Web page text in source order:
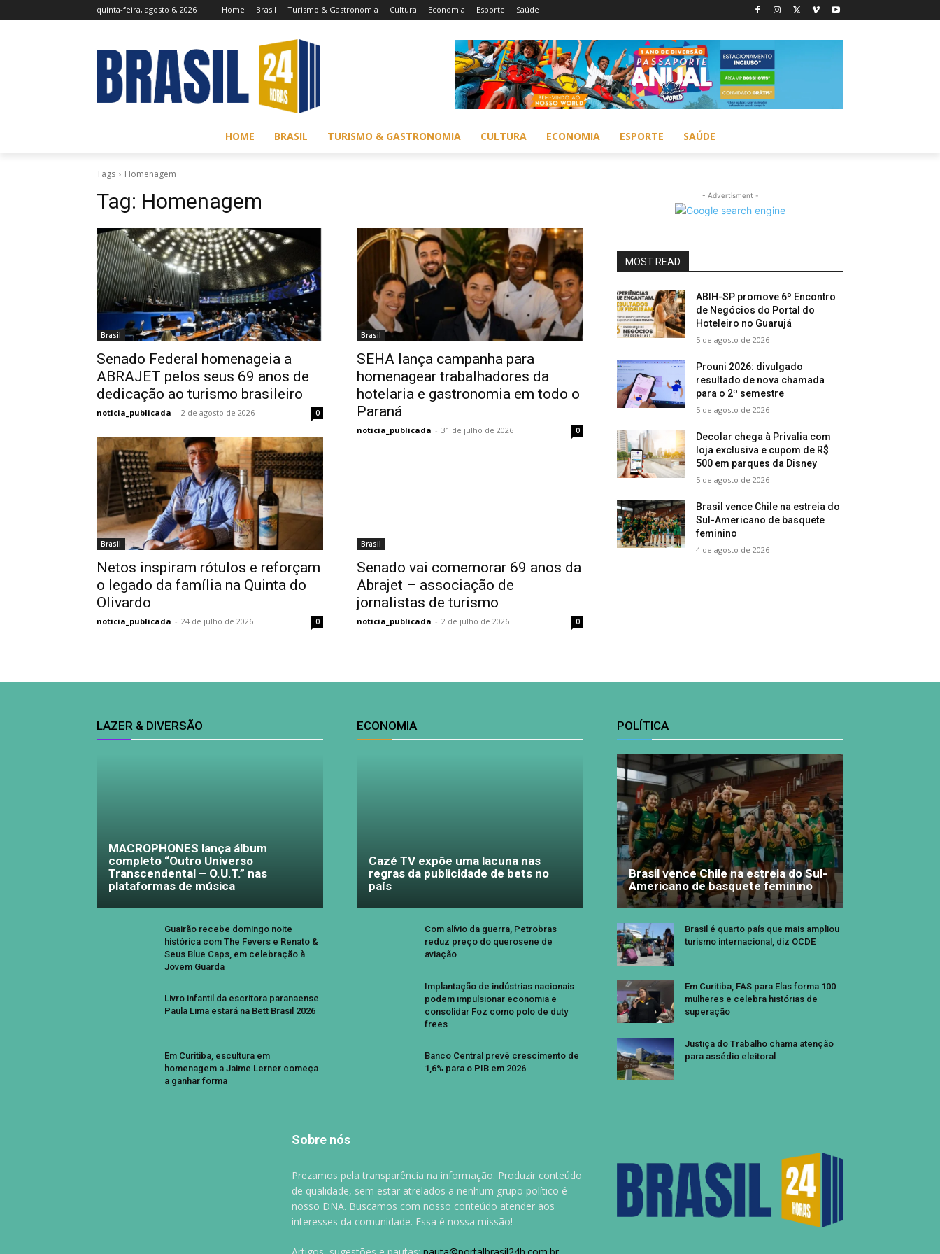
quinta-feira, agosto 6, 2026 Home Brasil Turismo & Gastronomia Cultura Economia Esporte Saúde
HOME BRASIL TURISMO & GASTRONOMIA CULTURA ECONOMIA ESPORTE SAÚDE
Tags Homenagem
Tag: Homenagem
Brasil
Senado Federal homenageia a
ABRAJET pelos seus 69 anos de
dedicação ao turismo brasileiro
noticia_publicada - 2 de agosto de 2026 0
Brasil
SEHA lança campanha para
homenagear trabalhadores da
hotelaria e gastronomia em todo o
Paraná
noticia_publicada - 31 de julho de 2026 0
Brasil
Netos inspiram rótulos e reforçam
o legado da família na Quinta do
Olivardo
noticia_publicada - 24 de julho de 2026 0
Brasil
Senado vai comemorar 69 anos da
Abrajet – associação de
jornalistas de turismo
noticia_publicada - 2 de julho de 2026 0
- Advertisment -
MOST READ
ABIH-SP promove 6º Encontro
de Negócios do Portal do
Hoteleiro no Guarujá
5 de agosto de 2026
Prouni 2026: divulgado
resultado de nova chamada
para o 2º semestre
5 de agosto de 2026
Decolar chega à Privalia com
loja exclusiva e cupom de R$
500 em parques da Disney
5 de agosto de 2026
Brasil vence Chile na estreia do
Sul-Americano de basquete
feminino
4 de agosto de 2026
LAZER & DIVERSÃO
MACROPHONES lança álbum
completo “Outro Universo
Transcendental – O.U.T.” nas
plataformas de música
Guairão recebe domingo noite
histórica com The Fevers e Renato &
Seus Blue Caps, em celebração à
Jovem Guarda
Livro infantil da escritora paranaense
Paula Lima estará na Bett Brasil 2026
Em Curitiba, escultura em
homenagem a Jaime Lerner começa
a ganhar forma
ECONOMIA
Cazé TV expõe uma lacuna nas
regras da publicidade de bets no
país
Com alívio da guerra, Petrobras
reduz preço do querosene de
aviação
Implantação de indústrias nacionais
podem impulsionar economia e
consolidar Foz como polo de duty
frees
Banco Central prevê crescimento de
1,6% para o PIB em 2026
POLÍTICA
Brasil vence Chile na estreia do Sul-
Americano de basquete feminino
Brasil é quarto país que mais ampliou
turismo internacional, diz OCDE
Em Curitiba, FAS para Elas forma 100
mulheres e celebra histórias de
superação
Justiça do Trabalho chama atenção
para assédio eleitoral
Sobre nós
Prezamos pela transparência na informação. Produzir conteúdo
de qualidade, sem estar atrelados a nenhum grupo político é
nosso DNA. Buscamos com nosso conteúdo atender aos
interesses da comunidade. Essa é nossa missão!